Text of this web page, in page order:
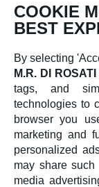
Iscriviti
CHI
SERVIZIO
RESI &
SOCIAL
AREA
COOKIE
BEST
By selecting
M.R. DI
tags, and
technologies to
browser you
marketing and
personalized
may share
media